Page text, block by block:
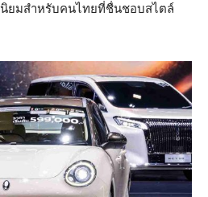
นิยมสำหรับคนไทยที่ชื่นชอบสไตล์